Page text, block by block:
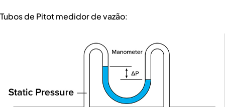
Tubos de Pitotmedidor de vazão: